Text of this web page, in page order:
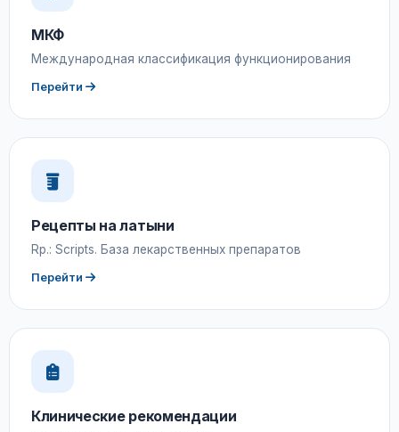
МКФ
Международная классификация функционирования
Перейти
Рецепты на латыни
Rp.: Scripts. База лекарственных препаратов
Перейти
Клинические рекомендации